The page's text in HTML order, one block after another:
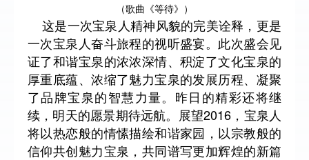
（歌曲《等待》）
这是一次宝泉人精神风貌的完美诠释，更是
一次宝泉人奋斗旅程的视听盛宴。此次盛会见
证了和谐宝泉的浓浓深情、积淀了文化宝泉的
厚重底蕴、浓缩了魅力宝泉的发展历程、凝聚
了品牌宝泉的智慧力量。昨日的精彩还将继
续，明天的愿景期待远航。展望2016，宝泉人
将以热恋般的情愫描绘和谐家园，以宗教般的
信仰共创魅力宝泉，共同谱写更加辉煌的新篇